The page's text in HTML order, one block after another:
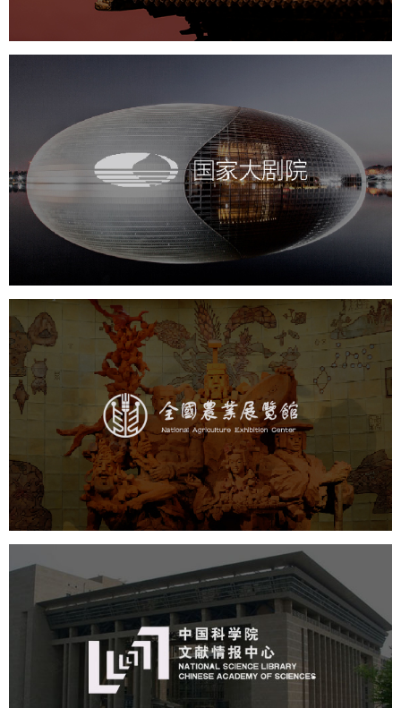
国家大剧院
文化艺术 剧院 智慧展馆 展馆网站建设
农业展览馆
文化艺术 展馆网站建设
博物馆展厅设计
数字博物馆建设
展厅空间设计
企业展厅设计
公司展厅设计
北京展厅设计 产品展厅设计
中国科学院文献情报中心
网站建设 虚拟展厅